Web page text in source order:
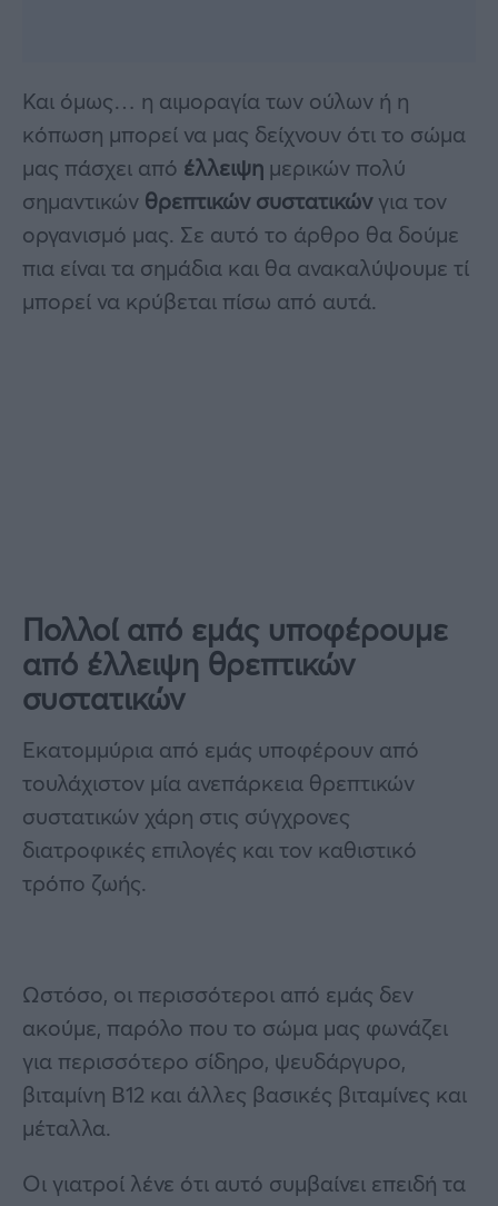
Και όμως… η αιμοραγία των ούλων ή η
κόπωση μπορεί να μας δείχνουν ότι το σώμα
μας πάσχει από έλλειψη μερικών πολύ
σημαντικών θρεπτικών συστατικώνγια τον
οργανισμό μας. Σε αυτό το άρθρο θα δούμε
πια είναι τα σημάδια και θα ανακαλύψουμε τί
μπορεί να κρύβεται πίσω από αυτά.
Πολλοί από εμάς υποφέρουμε
από έλλειψη θρεπτικών
συστατικών
Εκατομμύρια από εμάς υποφέρουν από
τουλάχιστον μία ανεπάρκεια θρεπτικών
συστατικών χάρη στις σύγχρονες
διατροφικές επιλογές και τον καθιστικό
τρόπο ζωής.
Ωστόσο, οι περισσότεροι από εμάς δεν
ακούμε, παρόλο που το σώμα μας φωνάζει
για περισσότερο σίδηρο, ψευδάργυρο,
βιταμίνη Β12 και άλλες βασικές βιταμίνες και
μέταλλα.
Οι γιατροί λένε ότι αυτό συμβαίνει επειδή τα